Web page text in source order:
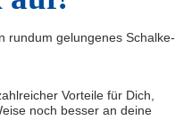
Tickets
VELTINS-Arena